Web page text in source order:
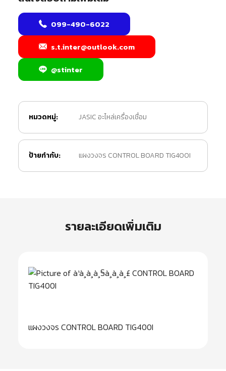
099-490-6022
s.t.inter@outlook.com
@stinter
หมวดหมู่: JASIC อะไหล่เครื่องเชื่อม
ป้ายกำกับ: แผงวงจร CONTROL BOARD TIG400I
รายละเอียดเพิ่มเติม
แผงวงจร CONTROL BOARD TIG400I